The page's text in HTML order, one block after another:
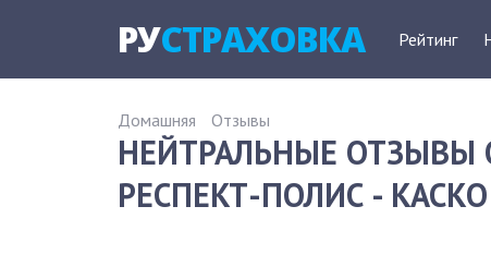
РУСТРАХОВКА Рейтинг
Домашняя Отзывы
НЕЙТРАЛЬНЫЕ
РЕСПЕКТ-ПОЛИС -